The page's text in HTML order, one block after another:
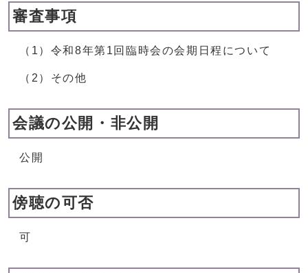
審査事項
（1）令和8年第1回臨時会の会期日程について
（2）その他
会議の公開・非公開
公開
傍聴の可否
可